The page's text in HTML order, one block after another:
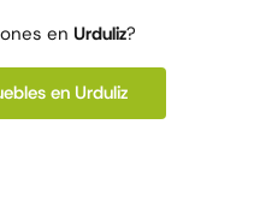
en Urduliz?
en Urduliz